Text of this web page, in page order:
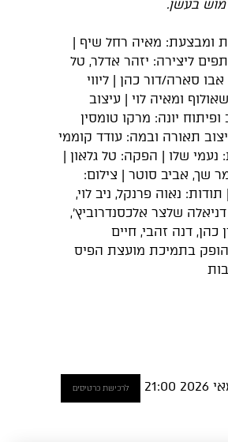
בעשן.
ומבצעת: מאיה רחל שיף |
ליצירה: יזהר אדלר, טל
סארה/דור כהן | ליווי
ומאיה לוי | עיצוב
ופיתוח יונה: מרקו טומסין
תאורה ובמה: עודד קוממי
נעמי שלו | הפקה: טל גלאון |
שך, אביב סוטר | צילום:
תודות: נאוה פרנקל, ניב לוי,
דניאלה שלצר אלכסנדרוביץ',
כהן, דנה זהבי, חיים
בתמיכת מועצת הפיס
לרכישת כרטיסים